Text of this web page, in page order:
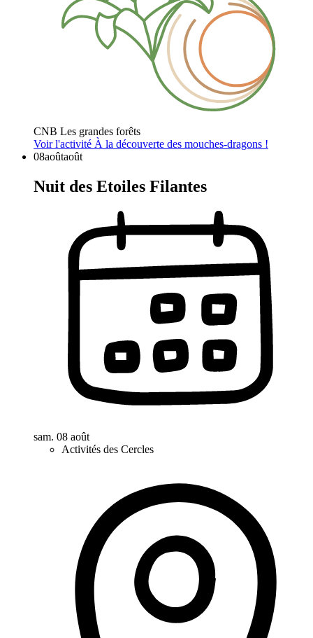
CNB Les grandes forêts
Voir l'activité À la découverte des mouches-dragons !
08aoûtaoût
Nuit des Etoiles Filantes
sam. 08 août
Activités des Cercles